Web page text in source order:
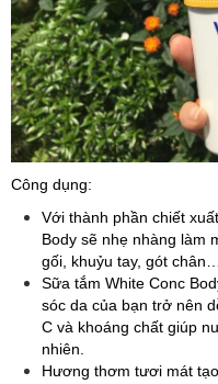
Công dụng:
Với thành phần chiết
Body sẽ nhẹ nhàng làm
gối, khuỷu tay, gót chân…
Sữa tắm White Conc
sóc da của bạn trở nên
C và khoáng chất giúp
nhiên.
Hương thơm tươi mát